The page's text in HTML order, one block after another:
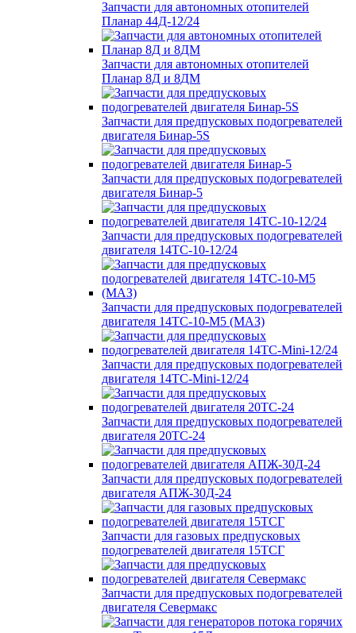
Запчасти для автономных отопителей
Планар 44Д-12/24
Запчасти для автономных отопителей
Планар 8Д и 8ДМ
Запчасти для предпусковых подогревателей
двигателя Бинар-5S
Запчасти для предпусковых подогревателей
двигателя Бинар-5
Запчасти для предпусковых подогревателей
двигателя 14ТС-10-12/24
Запчасти для предпусковых подогревателей
двигателя 14ТС-10-М5 (МАЗ)
Запчасти для предпусковых подогревателей
двигателя 14ТС-Mini-12/24
Запчасти для предпусковых подогревателей
двигателя 20ТС-24
Запчасти для предпусковых подогревателей
двигателя АПЖ-30Д-24
Запчасти для газовых предпусковых
подогревателей двигателя 15ТСГ
Запчасти для предпусковых подогревателей
двигателя Севермакс